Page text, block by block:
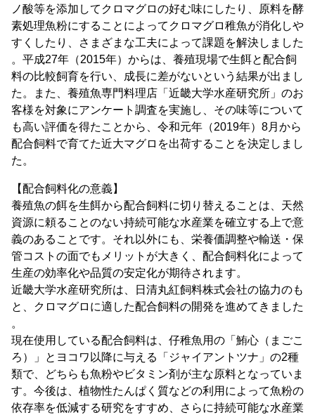
ノ酸等を添加してクロマグロの好む味にしたり、原料を酵
素処理魚粉にすることによってクロマグロ稚魚が消化しや
すくしたり、さまざまな工夫によって課題を解決しました
。平成27年（2015年）からは、養殖現場で生餌と配合飼
料の比較飼育を行い、成長に差がないという結果が出まし
た。また、養殖魚専門料理店「近畿大学水産研究所」のお
客様を対象にアンケート調査を実施し、その味等について
も高い評価を得たことから、令和元年（2019年）8月から
配合飼料で育てた近大マグロを出荷することを決定しまし
た。
【配合飼料化の意義】
養殖魚の餌を生餌から配合飼料に切り替えることは、天然
資源に頼ることのない持続可能な水産業を確立する上で意
義のあることです。それ以外にも、栄養価調整や輸送・保
管コストの面でもメリットが大きく、配合飼料化によって
生産の効率化や品質の安定化が期待されます。
近畿大学水産研究所は、日清丸紅飼料株式会社の協力のも
と、クロマグロに適した配合飼料の開発を進めてきました
。
現在使用している配合飼料は、仔稚魚用の「鮪心（まごこ
ろ）」とヨコワ以降に与える「ジャイアントツナ」の2種
類で、どちらも魚粉やビタミン剤が主な原料となっていま
す。今後は、植物性たんぱく質などの利用によって魚粉の
依存率を低減する研究をすすめ、さらに持続可能な水産業